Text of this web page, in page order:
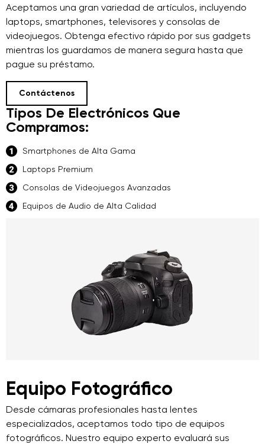
Aceptamos una gran variedad de artículos, incluyendo
laptops, smartphones, televisores y consolas de
videojuegos. Obtenga efectivo rápido por sus gadgets
mientras los guardamos de manera segura hasta que
pague su préstamo.
Contáctenos
Tipos De Electrónicos Que
Compramos:
Smartphones de Alta Gama
Laptops Premium
Consolas de Videojuegos Avanzadas
Equipos de Audio de Alta Calidad
Equipo Fotográfico
Desde cámaras profesionales hasta lentes
especializados, aceptamos todo tipo de equipos
fotográficos. Nuestro equipo experto evaluará sus